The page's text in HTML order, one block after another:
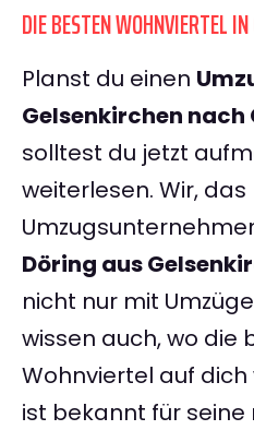
DIE BESTEN WOHNVIERTEL
Planst du einen
Gelsenkirchen nach
solltest du jetzt
weiterlesen. Wir, das
Döring aus
nicht nur mit
wissen auch, wo die
Wohnviertel auf
ist bekannt für